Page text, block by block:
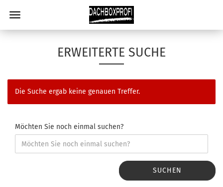
ERWEITERTE SUCHE
Die Suche ergab keine genauen Treffer.
Möchten Sie noch einmal suchen?
SUCHEN